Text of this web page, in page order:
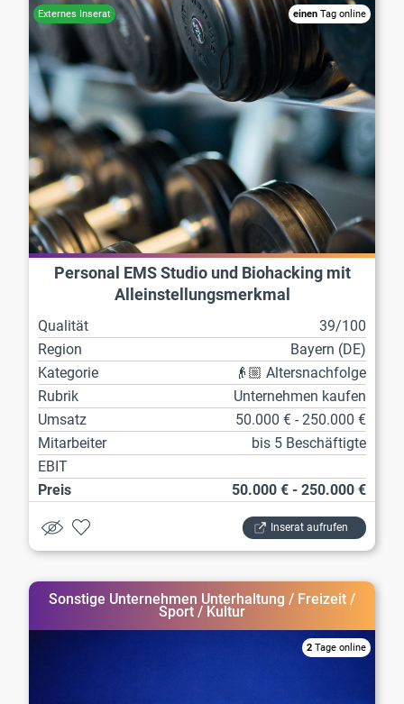
einen Tag online
Personal EMS Studio und Biohacking mit
Alleinstellungsmerkmal
Qualität
39/100
Region
Bayern (DE)
Kategorie
👴🏼 Altersnachfolge
Rubrik
Unternehmen kaufen
Umsatz
50.000 € - 250.000 €
Mitarbeiter
bis 5 Beschäftigte
EBIT
Preis
50.000 € - 250.000 €
Inserat aufrufen
Sonstige Unternehmen Unterhaltung / Freizeit /
Sport / Kultur
2 Tage online